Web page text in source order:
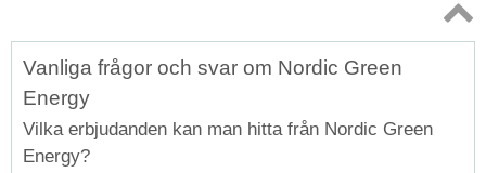
Topp
Vanliga frågor och svar om Nordic Green
Energy
Vilka erbjudanden kan man hitta från Nordic Green
Energy?